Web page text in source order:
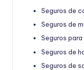
Seguros de
Seguros de
Seguros
Seguros de
Seguros de